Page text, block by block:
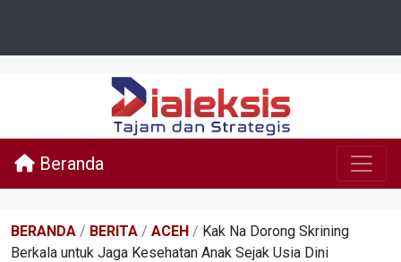
Beranda
BERANDA / BERITA / ACEH / Kak Na Dorong Skrining
Berkala untuk Jaga Kesehatan Anak Sejak Usia Dini